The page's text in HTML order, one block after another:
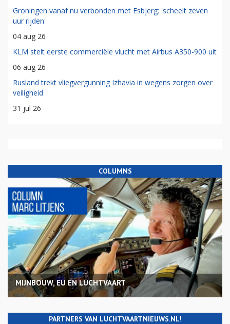
Groningen vanaf nu verbonden met Esbjerg: 'scheelt zeven
uur rijden'
04 aug 26
KLM stelt eerste commerciële vlucht met Airbus A350-900 uit
06 aug 26
Rusland trekt vliegvergunning Izhavia in wegens zorgen over
veiligheid
31 jul 26
COLUMNS
MIJNBOUW, EU EN LUCHTVAART
PARTNERS VAN LUCHTVAARTNIEUWS.NL!